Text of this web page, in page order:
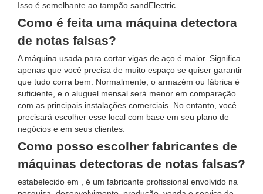
Isso é semelhante ao tampão sandElectric.
Como é feita uma máquina detectora
de notas falsas?
A máquina usada para cortar vigas de aço é maior. Significa
apenas que você precisa de muito espaço se quiser garantir
que tudo corra bem. Normalmente, o armazém ou fábrica é
suficiente, e o aluguel mensal será menor em comparação
com as principais instalações comerciais. No entanto, você
precisará escolher esse local com base em seu plano de
negócios e em seus clientes.
Como posso escolher fabricantes de
máquinas detectoras de notas falsas?
estabelecido em , é um fabricante profissional envolvido na